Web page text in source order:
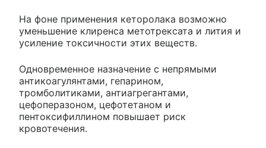
На фоне применения кеторолака возможно
уменьшение клиренса метотрексата и лития и
усиление токсичности этих веществ.
Одновременное назначение с непрямыми
антикоагулянтами, гепарином,
тромболитиками, антиагрегантами,
цефоперазоном, цефотетаном и
пентоксифиллином повышает риск
кровотечения.